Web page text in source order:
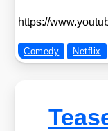
https://​
Comedy Netflix